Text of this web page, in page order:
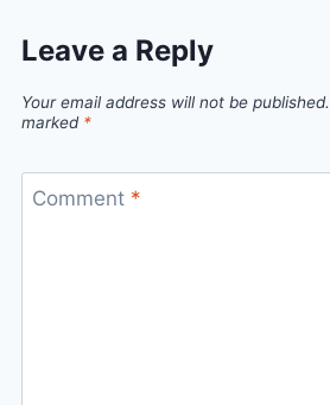
Leave a Reply
Your email address will not be published.
marked *
Comment *